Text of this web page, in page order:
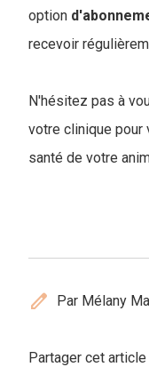
option
recevoir
N'hésitez pas à
votre clinique pour
santé de votre
edit Par Mélany
Partager cet article